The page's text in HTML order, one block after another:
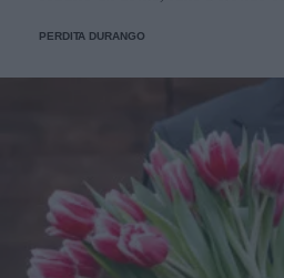
PERDITA DURANGO